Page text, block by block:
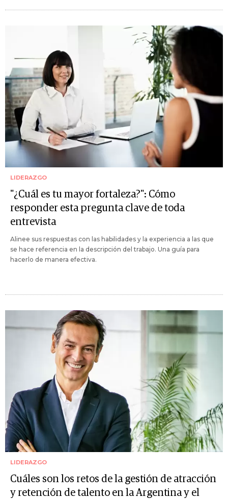
LIDERAZGO
"¿Cuál es tu mayor fortaleza?": Cómo
responder esta pregunta clave de toda
entrevista
Alinee sus respuestas con las habilidades y la experiencia a las que
se hace referencia en la descripción del trabajo. Una guía para
hacerlo de manera efectiva.
LIDERAZGO
Cuáles son los retos de la gestión de atracción
y retención de talento en la Argentina y el